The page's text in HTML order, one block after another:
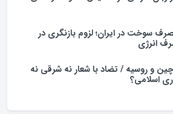
زبان فارسی در همایش؛ سقوط فرهنگی
سوخت در ایران؛ لزوم بازنگری در